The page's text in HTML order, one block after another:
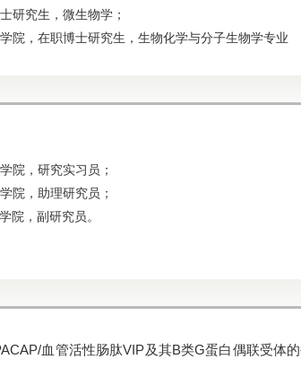
研究生，微生物学；
院，在职博士研究生，生物化学与分子生物学专业
院，研究实习员；
院，助理研究员；
院， 副研究员。
血管活性肠肽VIP及其B类G蛋白偶联受体